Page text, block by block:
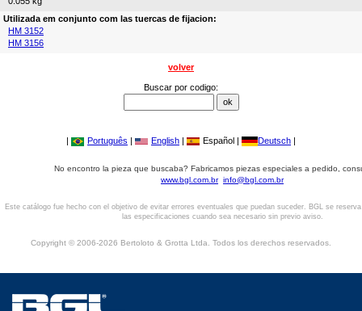
Utilizada em conjunto com las tuercas de fijacion:
HM 3152
HM 3156
volver
Buscar por codigo:
| Português | English | Español | Deutsch |
No encontro la pieza que buscaba? Fabricamos piezas especiales a pedido,
www.bgl.com.br info@bgl.com.br
Este catálogo fue hecho con el objetivo de evitar errores eventuales que puedan suceder. BGL se
las especificaciones cuando sea necesario sin previo aviso.
Copyright © 2006-2026 Bertoloto & Grotta Ltda. Todos los derechos reservados.